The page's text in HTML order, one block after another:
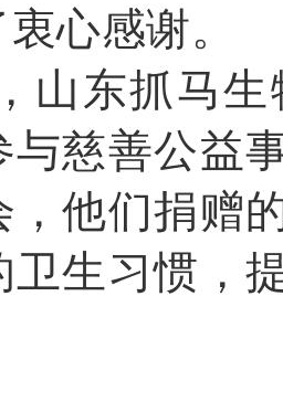
心感谢。
东抓马生
与慈善公益
，他们捐赠
卫生习惯，